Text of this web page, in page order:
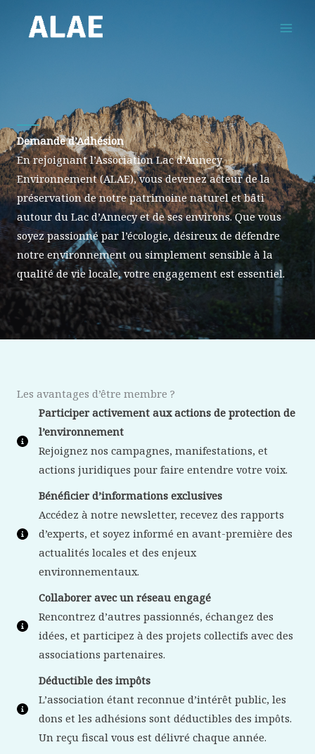
Demande d’Adhésion
En rejoignant l’Association Lac d’Annecy
Environnement (ALAE), vous devenez acteur de la
préservation de notre patrimoine naturel et bâti
autour du Lac d’Annecy et de ses environs. Que vous
soyez passionné par l’écologie, désireux de défendre
notre environnement ou simplement sensible à la
qualité de vie locale, votre engagement est essentiel.
Les avantages d’être membre ?
Participer activement aux actions de protection de
l’environnement
Rejoignez nos campagnes, manifestations, et
actions juridiques pour faire entendre votre voix.
Bénéficier d’informations exclusives
Accédez à notre newsletter, recevez des rapports
d’experts, et soyez informé en avant-première des
actualités locales et des enjeux
environnementaux.
Collaborer avec un réseau engagé
Rencontrez d’autres passionnés, échangez des
idées, et participez à des projets collectifs avec des
associations partenaires.
Déductible des impôts
L’association étant reconnue d’intérêt public, les
dons et les adhésions sont déductibles des impôts.
Un reçu fiscal vous est délivré chaque année.